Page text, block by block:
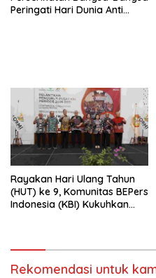
Peringati Hari Dunia Anti
Rayakan Hari Ulang Tahun
(HUT) ke 9, Komunitas BEPers
Indonesia (KBI) Kukuhkan
Pengembangan Organisasi
KBI yang Berbasis Riset di
Rekomendasi untuk